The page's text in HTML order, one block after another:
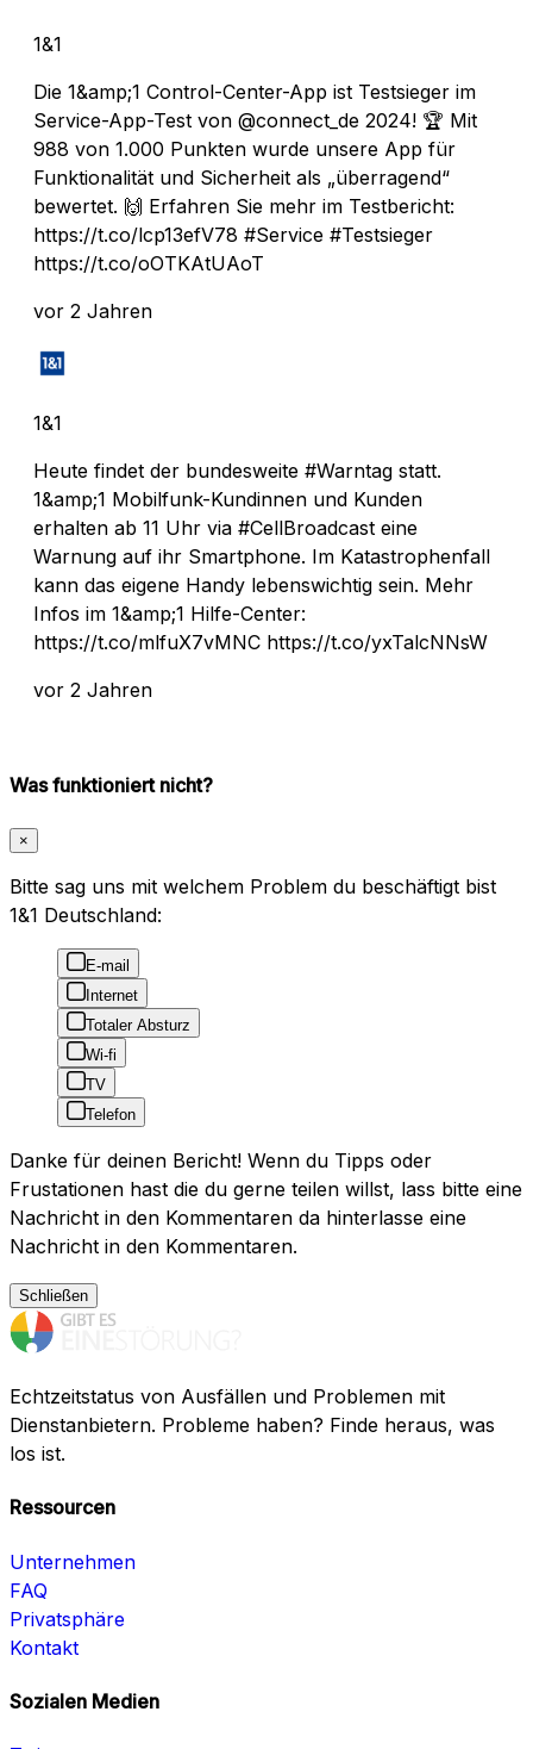
1&1
Die 1&amp;1 Control-Center-App ist Testsieger im
Service-App-Test von @connect_de 2024! 🏆 Mit
988 von 1.000 Punkten wurde unsere App für
Funktionalität und Sicherheit als „überragend“
bewertet. 🙌 Erfahren Sie mehr im Testbericht:
https://t.co/lcp13efV78 #Service #Testsieger
https://t.co/oOTKAtUAoT
vor 2 Jahren
1&1
Heute findet der bundesweite #Warntag statt.
1&amp;1 Mobilfunk-Kundinnen und Kunden
erhalten ab 11 Uhr via #CellBroadcast eine
Warnung auf ihr Smartphone. Im Katastrophenfall
kann das eigene Handy lebenswichtig sein. Mehr
Infos im 1&amp;1 Hilfe-Center:
https://t.co/mlfuX7vMNC https://t.co/yxTalcNNsW
vor 2 Jahren
Was funktioniert nicht?
×
Bitte sag uns mit welchem Problem du beschäftigt bist
1&1 Deutschland:
E-mail
Internet
Totaler Absturz
Wi-fi
TV
Telefon
Danke für deinen Bericht! Wenn du Tipps oder
Frustationen hast die du gerne teilen willst, lass bitte eine
Nachricht in den Kommentaren da hinterlasse eine
Nachricht in den Kommentaren.
Schließen
Echtzeitstatus von Ausfällen und Problemen mit
Dienstanbietern. Probleme haben? Finde heraus, was
los ist.
Ressourcen
Unternehmen
FAQ
Privatsphäre
Kontakt
Sozialen Medien